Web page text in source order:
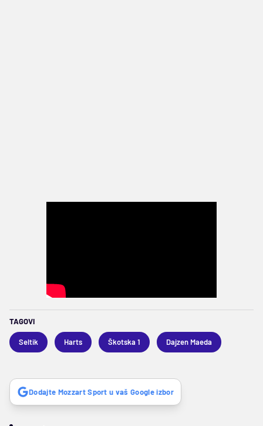
TAGOVI
Seltik Harts Škotska 1 Dajzen Maeda
Dodajte Mozzart Sport u vaš Google izbor